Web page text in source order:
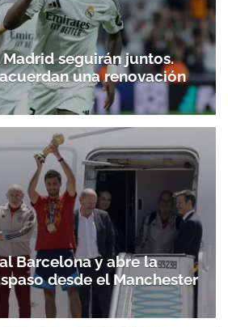
seguirán juntos.
una renovación
Barcelona y abre la
desde el Manchester